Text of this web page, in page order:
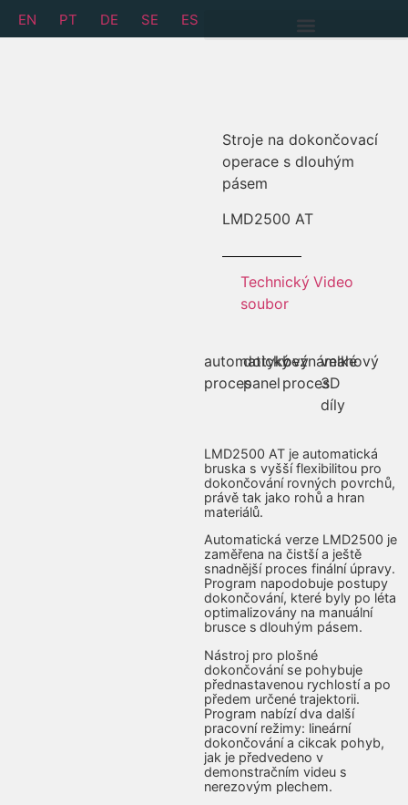
EN PT DE SE ES
Stroje na dokončovací
operace s dlouhým
pásem
LMD2500 AT
Technický
soubor
Video
automatický
proces
dotykový
panel
beznámahový
proces
velké
3D
díly
LMD2500 AT je automatická
bruska s vyšší flexibilitou pro
dokončování rovných povrchů,
právě tak jako rohů a hran
materiálů.
Automatická verze LMD2500 je
zaměřena na čistší a ještě
snadnější proces finální úpravy.
Program napodobuje postupy
dokončování, které byly po léta
optimalizovány na manuální
brusce s dlouhým pásem.
Nástroj pro plošné
dokončování se pohybuje
přednastavenou rychlostí a po
předem určené trajektorii.
Program nabízí dva další
pracovní režimy: lineární
dokončování a cikcak pohyb,
jak je předvedeno v
demonstračním videu s
nerezovým plechem.